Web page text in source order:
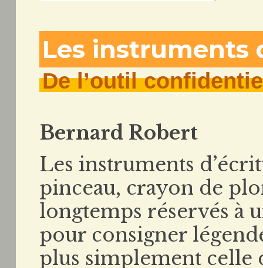
Les instruments
De l’outil
Bernard Robert
Les instruments
pinceau, crayon de
longtemps réservés à
pour consigner
plus simplement celle